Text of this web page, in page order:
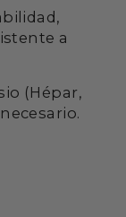
a
(Hépar,